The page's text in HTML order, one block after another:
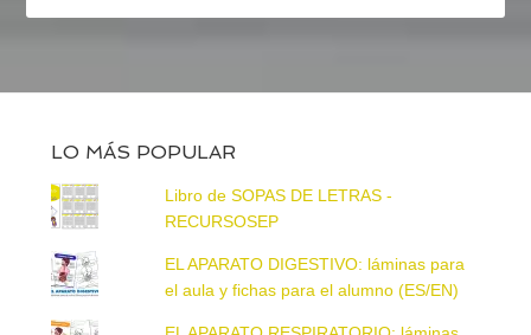
LO MÁS POPULAR
Libro de SOPAS DE LETRAS -
RECURSOSEP
EL APARATO DIGESTIVO: láminas para
el aula y fichas para el alumno (ES/EN)